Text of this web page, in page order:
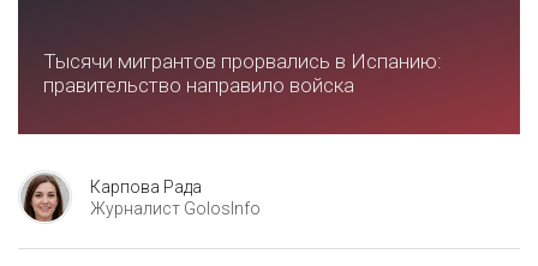
Тысячи мигрантов прорвались в Испанию:
правительство направило войска
Карпова Рада
Журналист GolosInfo